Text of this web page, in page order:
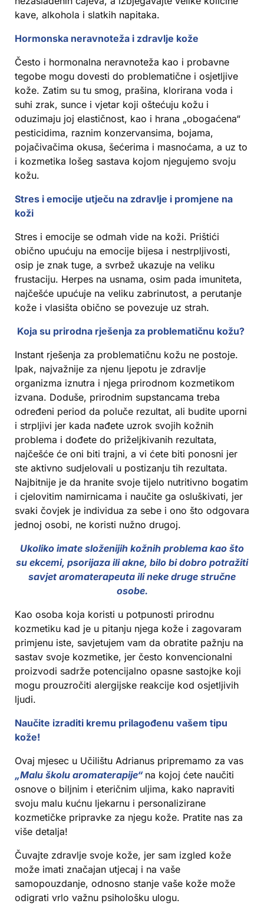
kave, alkohola i slatkih napitaka.
Hormonska neravnoteža i zdravlje kože
Često i hormonalna neravnoteža kao i probavne
tegobe mogu dovesti do problematične i osjetljive
kože. Zatim su tu smog, prašina, klorirana voda i
suhi zrak, sunce i vjetar koji oštećuju kožu i
oduzimaju joj elastičnost, kao i hrana „obogaćena“
pesticidima, raznim konzervansima, bojama,
pojačivačima okusa, šećerima i masnoćama, a uz to
i kozmetika lošeg sastava kojom njegujemo svoju
kožu.
Stres i emocije utječu na zdravlje i promjene na
koži
Stres i emocije se odmah vide na koži. Prištići
obično upućuju na emocije bijesa i nestrpljivosti,
osip je znak tuge, a svrbež ukazuje na veliku
frustaciju. Herpes na usnama, osim pada imuniteta,
najčešće upućuje na veliku zabrinutost, a perutanje
kože i vlasišta obično se povezuje uz strah.
Koja su prirodna rješenja za problematičnu kožu?
Instant rješenja za problematičnu kožu ne postoje.
Ipak, najvažnije za njenu ljepotu je zdravlje
organizma iznutra i njega prirodnom kozmetikom
izvana. Doduše, prirodnim supstancama treba
određeni period da poluče rezultat, ali budite uporni
i strpljivi jer kada nađete uzrok svojih kožnih
problema i dođete do priželjkivanih rezultata,
najčešće će oni biti trajni, a vi ćete biti ponosni jer
ste aktivno sudjelovali u postizanju tih rezultata.
Najbitnije je da hranite svoje tijelo nutritivno bogatim
i cjelovitim namirnicama i naučite ga osluškivati, jer
svaki čovjek je individua za sebe i ono što odgovara
jednoj osobi, ne koristi nužno drugoj.
Ukoliko imate složenijih kožnih problema kao što
su ekcemi, psorijaza ili akne, bilo bi dobro potražiti
savjet aromaterapeuta ili neke druge stručne
osobe.
Kao osoba koja koristi u potpunosti prirodnu
kozmetiku kad je u pitanju njega kože i zagovaram
primjenu iste, savjetujem vam da obratite pažnju na
sastav svoje kozmetike, jer često konvencionalni
proizvodi sadrže potencijalno opasne sastojke koji
mogu prouzročiti alergijske reakcije kod osjetljivih
ljudi.
Naučite izraditi kremu prilagođenu vašem tipu
kože!
Ovaj mjesec u Učilištu Adrianus pripremamo za vas
„Malu školu aromaterapije“ na kojoj ćete naučiti
osnove o biljnim i eteričnim uljima, kako napraviti
svoju malu kućnu ljekarnu i personalizirane
kozmetičke pripravke za njegu kože. Pratite nas za
više detalja!
Čuvajte zdravlje svoje kože, jer sam izgled kože
može imati značajan utjecaj i na vaše
samopouzdanje, odnosno stanje vaše kože može
odigrati vrlo važnu psihološku ulogu.